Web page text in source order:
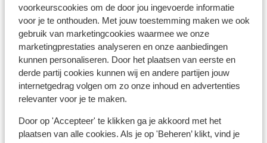
voorkeurscookies om de door jou ingevoerde informatie
voor je te onthouden. Met jouw toestemming maken we ook
gebruik van marketingcookies waarmee we onze
marketingprestaties analyseren en onze aanbiedingen
kunnen personaliseren. Door het plaatsen van eerste en
derde partij cookies kunnen wij en andere partijen jouw
internetgedrag volgen om zo onze inhoud en advertenties
relevanter voor je te maken.
Door op 'Accepteer' te klikken ga je akkoord met het
plaatsen van alle cookies. Als je op 'Beheren’ klikt, vind je
Afstanden
Centrum: 800 m
Skipiste: 0 m
Direct aan de skipiste
Rustig gelegen
Skipas, -les en verhuur